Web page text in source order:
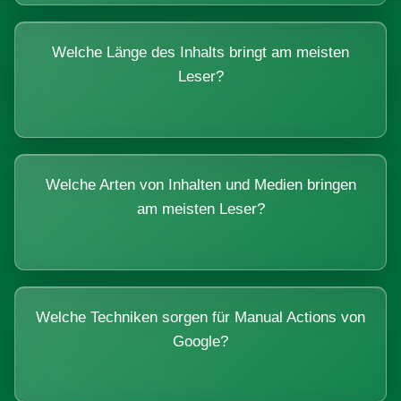
Welche Länge des Inhalts bringt am meisten
Leser?
Welche Arten von Inhalten und Medien bringen
am meisten Leser?
Welche Techniken sorgen für Manual Actions von
Google?